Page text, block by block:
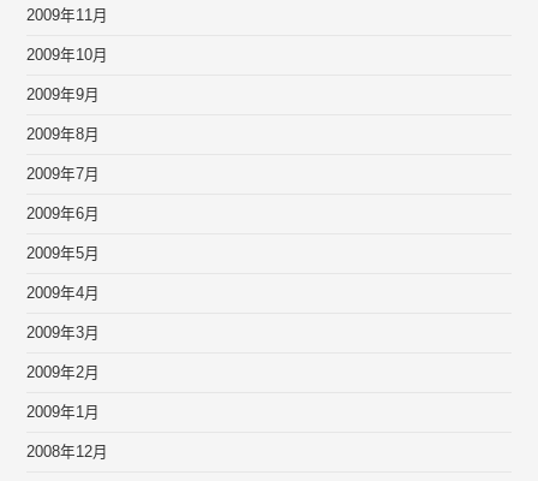
2009年11月
2009年10月
2009年9月
2009年8月
2009年7月
2009年6月
2009年5月
2009年4月
2009年3月
2009年2月
2009年1月
2008年12月